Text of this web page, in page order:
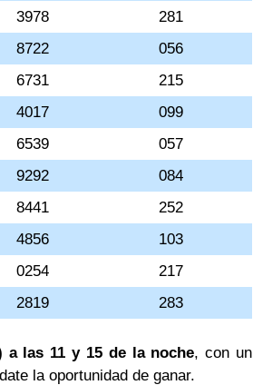
3978
281
8722
056
6731
215
4017
099
6539
057
9292
084
8441
252
4856
103
0254
217
2819 283
a las 11 y 15 de la noche, con un
la oportunidad de ganar.